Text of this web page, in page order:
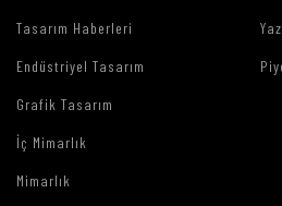
Tasarım Haberleri
Endüstriyel Tasarım
Grafik Tasarım
İç Mimarlık
Mimarlık